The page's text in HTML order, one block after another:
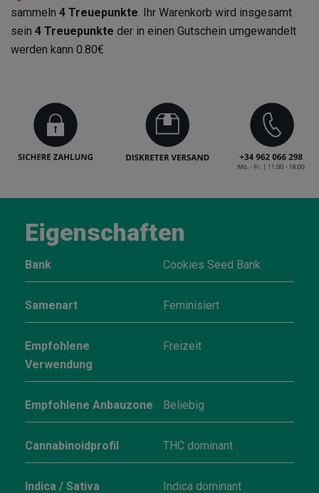
sammeln 4 Treuepunkte. Ihr Warenkorb wird insgesamt
sein 4 Treuepunkte der in einen Gutschein umgewandelt
werden kann 0.80€
Eigenschaften
Bank Cookies Seed Bank
Samenart Feminisiert
Empfohlene
Verwendung
Freizeit
Empfohlene Anbauzone Beliebig
Cannabinoidprofil THC dominant
Indica / Sativa Indica dominant